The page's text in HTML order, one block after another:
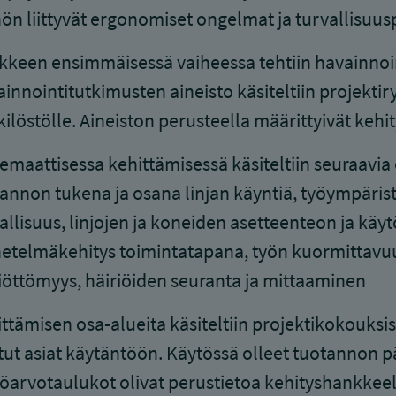
liittyvät ergonomiset ongelmat ja
ensimmäisessä vaiheessa tehtiin
aineisto käsiteltiin
Aineiston perusteella määrittyivät
kehittämisessä käsiteltiin
tukena ja osana linjan käyntiä,
linjojen ja koneiden asetteenteon ja
toimintatapana, työn
häiriöiden seuranta ja mittaaminen
osa-alueita käsiteltiin
asiat käytäntöön. Käytössä olleet tuotannon
olivat perustietoa